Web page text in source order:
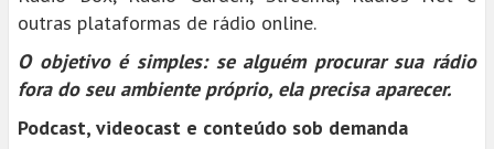
outras plataformas de rádio online.
O objetivo é simples: se alguém procurar sua rádio
fora do seu ambiente próprio, ela precisa aparecer.
Podcast, videocast e conteúdo sob demanda